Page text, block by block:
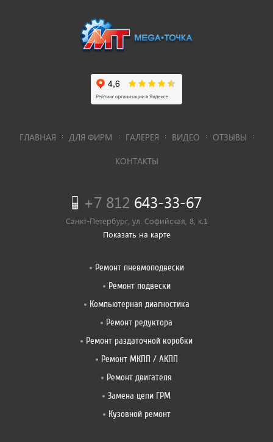
ГЛАВНАЯ ДЛЯ ФИРМ ГАЛЕРЕЯ ВИДЕО ОТЗЫВЫ
КОНТАКТЫ
+7 812 643-33-67
Санкт-Петербург, ул. Софийская, 8, к.1
Показать на карте
Ремонт пневмоподвески
Ремонт подвески
Компьютерная диагностика
Ремонт редуктора
Ремонт раздаточной коробки
Ремонт МКПП / АКПП
Ремонт двигателя
Замена цепи ГРМ
Кузовной ремонт